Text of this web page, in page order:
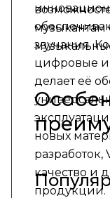
музыкантам
звучания.
цифровые и
делает её
новых
разработок,
качество и
продукции.